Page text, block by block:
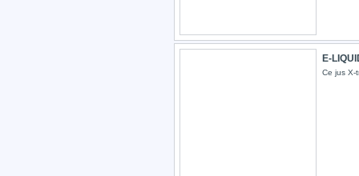
E-
Ce jus X-